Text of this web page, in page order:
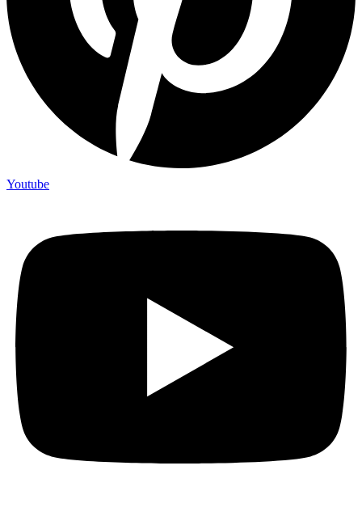
Youtube